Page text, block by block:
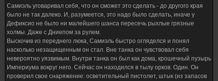
Самиэль уговаривал себя, что он сможет это сделать - до другого края
было не так далеко. И, разумеется, это надо было сделать, иначе у
Дефиксио не было ни малейшего шанса пересечь рыхлые грязные
холмы. Даже с Дниепом за рулем.
Выскочив из переднего люка, Самиэль быстро огляделся и понял
насколько незащищенным он стал. Вне танка он чувствовал себя
невероятно уязвимым. Внутри танка он был как дома, крошечный пузырь
Империума вокруг него. Сейчас он находился в тылу орков. Один. Он
проверил свое снаряжение: осветительный пистолет, штык (из запасов